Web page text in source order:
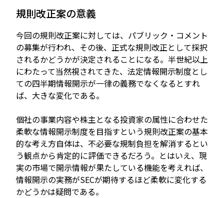
規則改正案の意義
今回の規則改正案に対しては、パブリック・コメント
の募集が行われ、その後、正式な規則改正として採択
されるかどうかが決定されることになる。半世紀以上
にわたって当然視されてきた、法定情報開示制度とし
ての四半期情報開示が一律の義務でなくなるとすれ
ば、大きな変化である。
個社の事業内容や株主となる投資家の属性に合わせた
柔軟な情報開示制度を目指すという規則改正案の基本
的な考え方自体は、不必要な規制負担を解消するとい
う観点から肯定的に評価できるだろう。とはいえ、現
実の市場で開示情報が果たしている機能を考えれば、
情報開示の実務がSECが期待するほど柔軟に変化する
かどうかは疑問である。